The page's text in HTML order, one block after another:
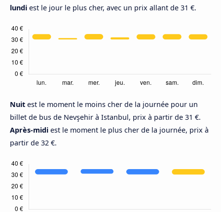
lundi est le jour le plus cher, avec un prix allant de 31 €.
Nuit est le moment le moins cher de la journée pour un
billet de bus de Nevşehir à Istanbul, prix à partir de 31 €.
Après-midi est le moment le plus cher de la journée, prix à
partir de 32 €.